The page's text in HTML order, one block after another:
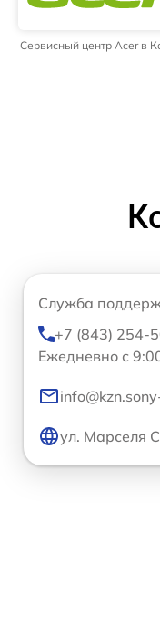
Сервисный центр Acer в
Служба
+7 (843) 254-
Ежедневно с
ул. Марселя